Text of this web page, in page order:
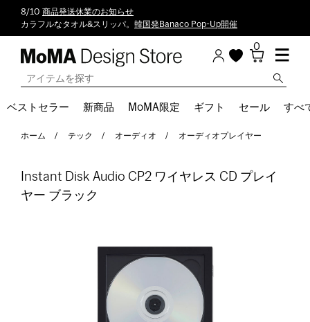
8/10 商品発送休業のお知らせ
カラフルなタオル&スリッパ。 韓国発Banaco Pop-Up開催
0
ベストセラー 新商品 MoMA限定 ギフト セール すべ
ホーム テック オーディオ オーディオプレイヤー
Instant Disk Audio CP2 ワイヤレス CD プレイ
ヤー ブラック